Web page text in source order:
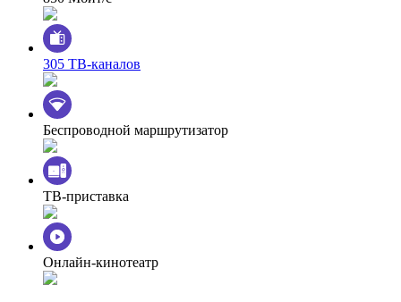
305 ТВ-каналов
Беспроводной маршрутизатор
ТВ-приставка
Онлайн-кинотеатр